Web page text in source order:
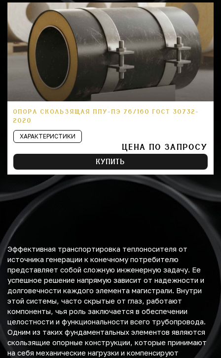
ОПОРА СКОЛЬЗЯЩАЯ ППУ-ПЭ 76/160 ГОСТ 30732-
2020
ХАРАКТЕРИСТИКИ
ЦЕНА ПО ЗАПРОСУ
КУПИТЬ
Эффективная транспортировка теплоносителя от
источника генерации к конечному потребителю
представляет собой сложную инженерную задачу. Ее
успешное решение напрямую зависит от надежности и
долговечности каждого элемента магистрали. Внутри
этой системы, часто скрытые от глаз, работают
компоненты, чья роль заключается в обеспечении
целостности и функциональности всего трубопровода.
Одним из таких фундаментальных элементов являются
скользящие опорные конструкции, которые принимают
на себя механические нагрузки и компенсируют